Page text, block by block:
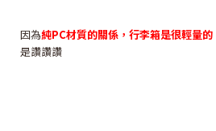
因為純PC材質的關係，行李箱是很輕量的
是讚讚讚